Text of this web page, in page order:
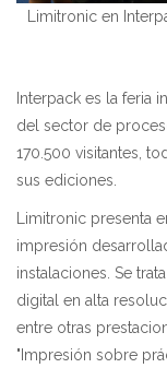
2017
Interpack es la feria
del sector de
170.500 visitantes,
sus ediciones.
Limitronic presenta
impresión
instalaciones. Se
digital en alta
entre otras
"Impresión sobre